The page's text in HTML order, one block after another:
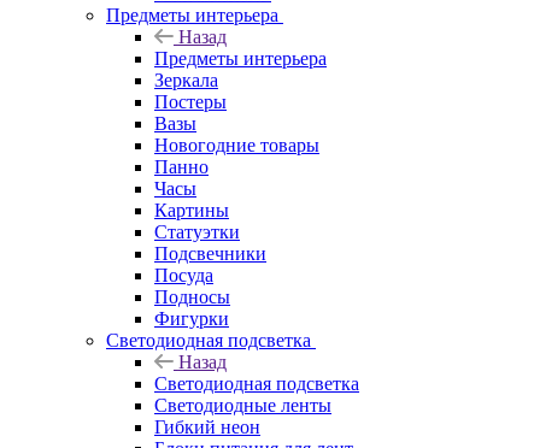
Предметы интерьера
Назад
Предметы интерьера
Зеркала
Постеры
Вазы
Новогодние товары
Панно
Часы
Картины
Статуэтки
Подсвечники
Посуда
Подносы
Фигурки
Светодиодная подсветка
Назад
Светодиодная подсветка
Светодиодные ленты
Гибкий неон